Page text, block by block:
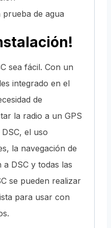
prueba de agua
sea fácil. Con un
integrado en el
de
la radio a un GPS
el uso
la navegación de
DSC y todas las
se pueden realizar
para usar con